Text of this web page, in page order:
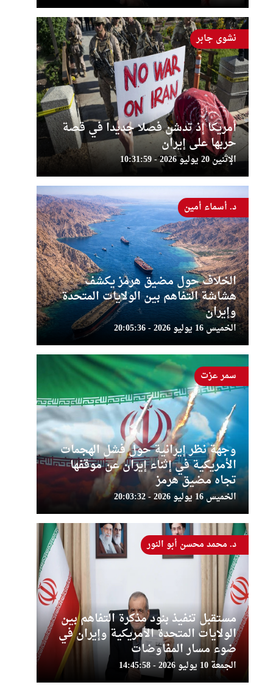
أمريكا إذ تدشن فصلا جديدا في قصة
حربها على إيران
الإثنين 20 يوليو 2026 - 10:31:59
نشوى جابر
الخلاف حول مضيق هرمز يكشف
هشاشة التفاهم بين الولايات المتحدة
وإيران
الخميس 16 يوليو 2026 - 20:05:36
د. أسماء أمين
وجهة نظر إيرانية حول فشل الهجمات
الأمريكية في إثناء إيران عن موقفها
تجاه مضيق هرمز
الخميس 16 يوليو 2026 - 20:03:32
سمر عزت
مستقبل تنفيذ بنود مذكرة التفاهم بين
الولايات المتحدة الأمريكية وإيران في
ضوء مسار المفاوضات
الجمعة 10 يوليو 2026 - 14:45:58
د. محمد محسن أبو النور